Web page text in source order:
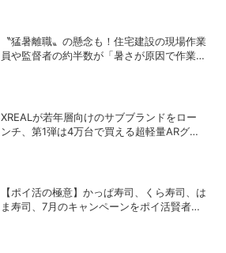
〝猛暑離職〟の懸念も！住宅建設の現場作業
員や監督者の約半数が「暑さが原因で作業や
XREALが若年層向けのサブブランドをロー
ンチ、第1弾は4万台で買える超軽量ARグラ
【ポイ活の極意】かっぱ寿司、くら寿司、は
ま寿司、7月のキャンペーンをポイ活賢者は